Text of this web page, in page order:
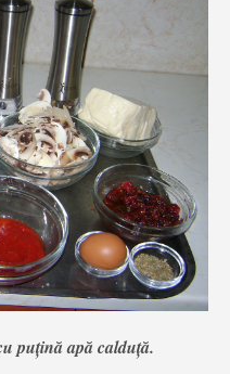
puţină apă calduţă.